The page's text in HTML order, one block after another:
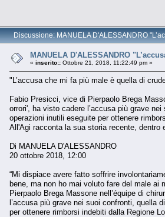
Discussione: MANUELA D'ALESSANDRO
MANUELA D'ALESSANDRO
« inserito:: Ottobre 21, 2018, 11:22:49 pm »
"L’accusa che mi fa più male è quella di
Fabio Presicci, vice di Pierpaolo Brega
orrori', ha visto cadere l’accusa più grave
operazioni inutili eseguite per ottenere
All'Agi racconta la sua storia recente, dentro
Di MANUELA D'ALESSANDRO
20 ottobre 2018, 12:00
“Mi dispiace avere fatto soffrire
bene, ma non ho mai voluto fare del male ai
Pierpaolo Brega Massone nell’équipe di
l’accusa più grave nei suoi confronti, quella
per ottenere rimborsi indebiti dalla Regione